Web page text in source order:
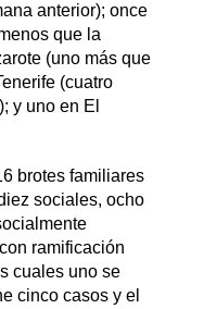
anterior); once
que la
(uno más que
(cuatro
y uno en El
brotes familiares
sociales, ocho
ramificación
cuales uno se
cinco casos y el